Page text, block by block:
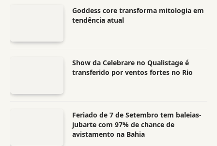
Goddess core transforma mitologia em
tendência atual
Show da Celebrare no Qualistage é
transferido por ventos fortes no Rio
Feriado de 7 de Setembro tem baleias-
jubarte com 97% de chance de
avistamento na Bahia